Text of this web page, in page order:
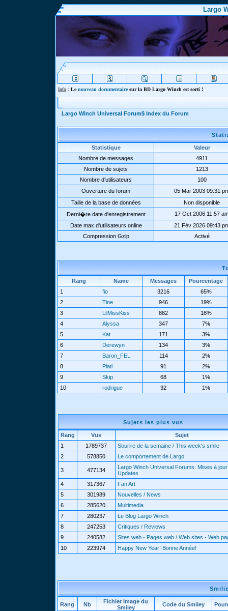
Largo
Info : Lenouveau documentairesur la BD Largo Winch est sorti !
Largo Winch Universal Forum$ Index du Forum
Statistique
Valeur
Nombre de messages
4911
Nombre de sujets
1213
Nombre d'utilisateurs
100
Ouverture du forum
05 Mar 2003 09:31
Taille de la base de données
Non disponible
Derni�re date d'enregistrement
17 Oct 2006 11:57
Date max d'utilisateurs online
21 Fév 2026 09:43
Compression Gzip
Activé
Rang Name Messages
Pourcentage
1
fio 3216
65%
2
Tine 946
19%
3
LilMissKiss 882
18%
4
Alyssa 347
7%
5
Kat 171
3%
6
Derewyn 134
3%
7
Baron_FEL 114
2%
8
Plati 91
2%
9
Skip 68
1%
10
rodrigue 32 1%
Sujets les plus vus
Rang Vus
Sujet
1
1789737
Sourire de la semaine / This week's smile
2
578850 Le comportement de Largo
3 477134
Largo Winch Universal Forums: Mises à
Updates
4
317367
Fan Art
5
301989
Nouvelles / News
6
285620
Multimedia
7
280237
Le Blog Largo Winch
8
247253
Critiques / Reviews
9
240582
Sites web - Pages web / Web sites - Web
10
223974 Happy New Year! Bonne Année!
Rang Nb
Fichier Image du
Smiley
Code du Smiley